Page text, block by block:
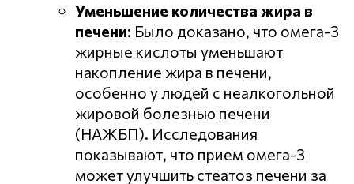
Уменьшение количества жира в
печени: Было доказано, что омега-3
жирные кислоты уменьшают
накопление жира в печени,
особенно у людей с неалкогольной
жировой болезнью печени
(НАЖБП). Исследования
показывают, что прием омега-3
может улучшить стеатоз печени за